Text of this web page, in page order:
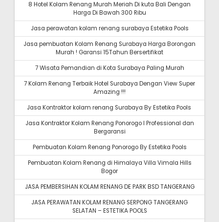
8 Hotel Kolam Renang Murah Meriah Di kuta Bali Dengan
Harga Di Bawah 300 Ribu
Jasa perawatan kolam renang surabaya Estetika Pools
Jasa pembuatan Kolam Renang Surabaya Harga Borongan
Murah ! Garansi 15Tahun Bersertifikat
7 Wisata Pemandian di Kota Surabaya Paling Murah
7 Kolam Renang Terbaik Hotel Surabaya Dengan View Super
Amazing !!!
Jasa Kontraktor kolam renang Surabaya By Estetika Pools
Jasa Kontraktor Kolam Renang Ponorogo I Professional dan
Bergaransi
Pembuatan Kolam Renang Ponorogo By Estetika Pools
Pembuatan Kolam Renang di Himalaya Villa Vimala Hills
Bogor
JASA PEMBERSIHAN KOLAM RENANG DE PARK BSD TANGERANG
JASA PERAWATAN KOLAM RENANG SERPONG TANGERANG
SELATAN – ESTETIKA POOLS